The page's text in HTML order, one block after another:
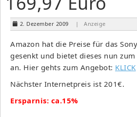
2. Dezember 2009 | Anzeige
Amazon hat die Preise für das
gesenkt und bietet dieses nun
an. Hier gehts zum Angebot: KLICK
Nächster Internetpreis ist 201€.
Ersparnis: ca.15%